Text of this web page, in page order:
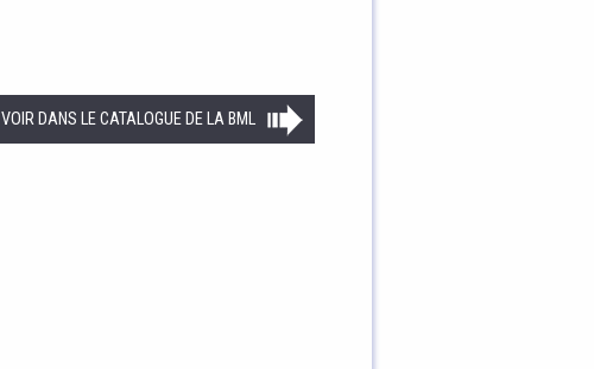
VOIR DANS LE CATALOGUE DE LA BML